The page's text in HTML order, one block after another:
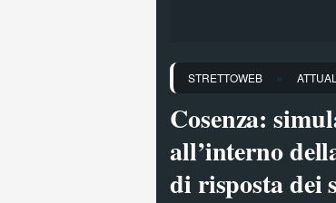
STRETTOWEB »
Cosenza:
all’interno
di risposta dei